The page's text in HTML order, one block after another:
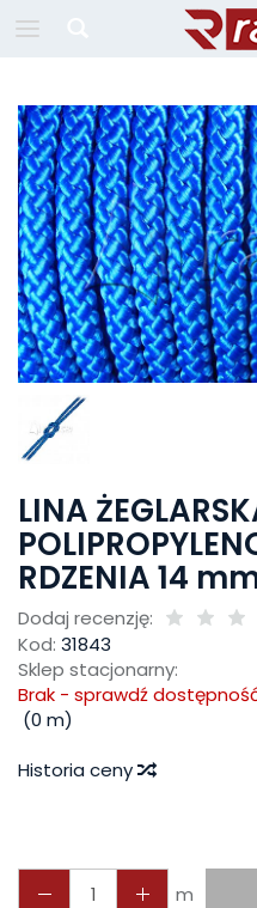
LINA
RDZENIA 14
Dodaj recenzję:
Kod: 31843
Sklep stacjonarny:
Brak - sprawdź
(0 m)
Historia ceny
m